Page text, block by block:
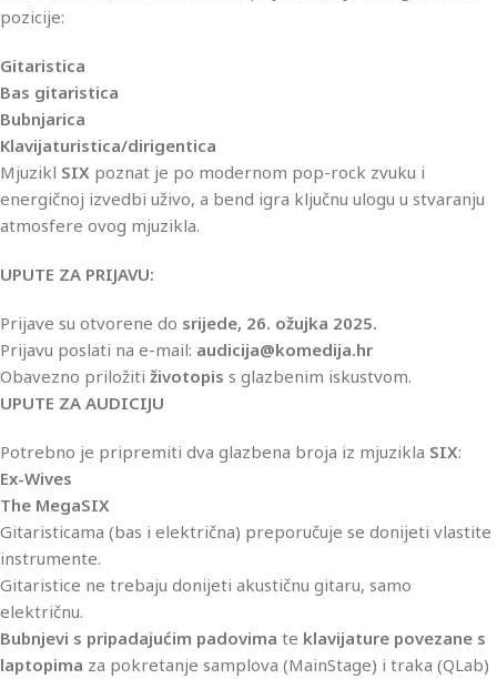
pozicije:
Gitaristica
Bas gitaristica
Bubnjarica
Klavijaturistica/dirigentica
Mjuzikl SIX poznat je po modernom pop-rock zvuku i
energičnoj izvedbi uživo, a bend igra ključnu ulogu u stvaranju
atmosfere ovog mjuzikla.
UPUTE ZA PRIJAVU:
Prijave su otvorene do srijede, 26. ožujka 2025.
Prijavu poslati na e-mail: audicija@komedija.hr
Obavezno priložiti životopis s glazbenim iskustvom.
UPUTE ZA AUDICIJU
Potrebno je pripremiti dva glazbena broja iz mjuzikla SIX:
Ex-Wives
The MegaSIX
Gitaristicama (bas i električna) preporučuje se donijeti vlastite
instrumente.
Gitaristice ne trebaju donijeti akustičnu gitaru, samo
električnu.
Bubnjevi s pripadajućim padovima te klavijature povezane s
laptopima za pokretanje samplova (MainStage) i traka (QLab)